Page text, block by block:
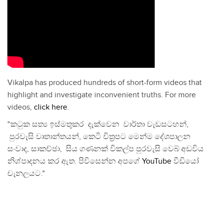
Vikalpa has produced hundreds of short-form videos that
highlight and investigate inconvenient truths. For more
videos, click here.
"කටුක සත්‍ය ඉස්මතුකර දැක්වෙන වාර්තා වැඩසටහන්,
පුරවැසි වෘතාන්තයන්, කෙටි චිත්‍රපට මෙන්ම දේශපාලන
සංවාද, සාකච්ඡා, සිය ගණනක් විකල්ප පුරවැසි වෙබ් අඩවිය
නිශ්පාදනය කර ඇත. පිවිසෙන්න අපගේ YouTube වීඩියෝ
චැනලයට."